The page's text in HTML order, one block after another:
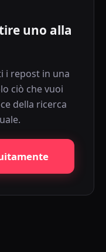
uno alla
i repost in una
ciò che vuoi
della ricerca